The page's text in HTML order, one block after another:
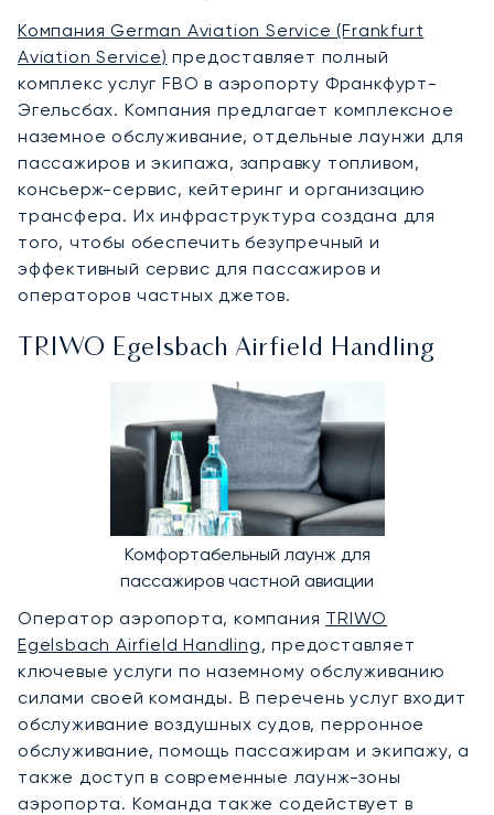
Компания German Aviation Service (Frankfurt
Aviation Service) предоставляет полный
комплекс услуг FBO в аэропорту Франкфурт-
Эгельсбах. Компания предлагает комплексное
наземное обслуживание, отдельные лаунжи для
пассажиров и экипажа, заправку топливом,
консьерж-сервис, кейтеринг и организацию
трансфера. Их инфраструктура создана для
того, чтобы обеспечить безупречный и
эффективный сервис для пассажиров и
операторов частных джетов.
TRIWO Egelsbach Airfield Handling
Комфортабельный лаунж для
пассажиров частной авиации
Оператор аэропорта, компания TRIWO
Egelsbach Airfield Handling, предоставляет
ключевые услуги по наземному обслуживанию
силами своей команды. В перечень услуг входит
обслуживание воздушных судов, перронное
обслуживание, помощь пассажирам и экипажу, а
также доступ в современные лаунж-зоны
аэропорта. Команда также содействует в